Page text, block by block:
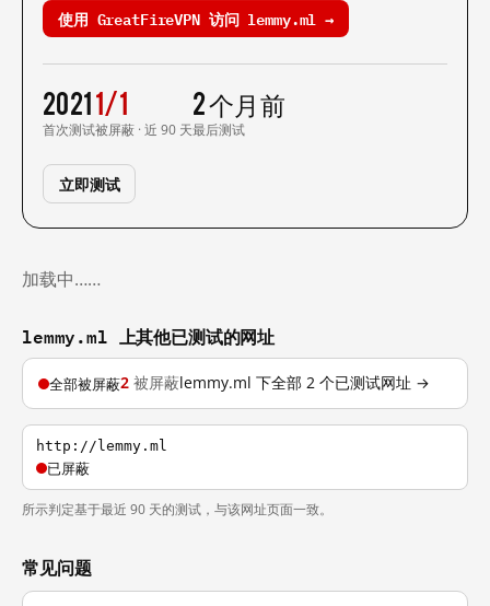
使用 GreatFireVPN 访问 lemmy.ml →
2021
首次测试
1/1
被屏蔽 · 近 90 天
2 个月前
最后测试
立即测试
加载中……
lemmy.ml 上其他已测试的网址
全部被屏蔽2 被屏蔽lemmy.ml 下全部 2 个已测试网址 →
http://lemmy.ml
已屏蔽
所示判定基于最近 90 天的测试，与该网址页面一致。
常见问题